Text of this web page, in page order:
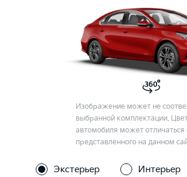
Изображение может не
выбранной комплектации.
автомобиля может отличаться
представленного на данном
Экстерьер Интерьер